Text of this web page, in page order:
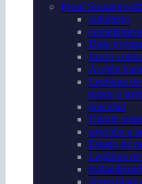
Penal
Adulterio
Dolo
Juicio
Acción
Legítima
temor o
tipicidad
Ultraje
sujeción a
Estado de
Legítima
Arma